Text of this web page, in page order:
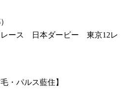
ース 日本ダービー 東京12レ
毛・パルス藍住】